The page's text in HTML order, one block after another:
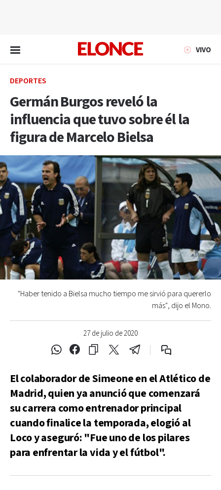
VIVO
DEPORTES
Germán Burgos reveló la
influencia que tuvo sobre él la
figura de Marcelo Bielsa
27 de julio de 2020
"Haber tenido a Bielsa mucho tiempo me sirvió para quererlo
más", dijo el Mono.
El colaborador de Simeone en el Atlético de
Madrid, quien ya anunció que comenzará
su carrera como entrenador principal
cuando finalice la temporada, elogió al
Loco y aseguró: "Fue uno de los pilares
para enfrentar la vida y el fútbol".